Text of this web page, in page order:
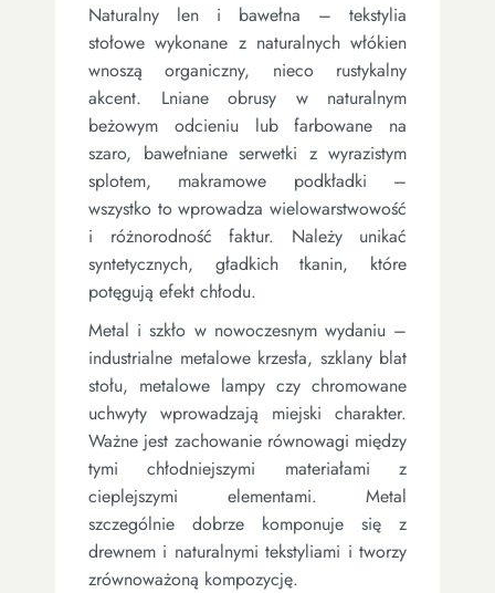
Naturalny len i bawełna – tekstylia
stołowe wykonane z naturalnych włókien
wnoszą organiczny, nieco rustykalny
akcent. Lniane obrusy w naturalnym
beżowym odcieniu lub farbowane na
szaro, bawełniane serwetki z wyrazistym
splotem, makramowe podkładki –
wszystko to wprowadza wielowarstwowość
i różnorodność faktur. Należy unikać
syntetycznych, gładkich tkanin, które
potęgują efekt chłodu.
Metal i szkło w nowoczesnym wydaniu –
industrialne metalowe krzesła, szklany blat
stołu, metalowe lampy czy chromowane
uchwyty wprowadzają miejski charakter.
Ważne jest zachowanie równowagi między
tymi chłodniejszymi materiałami z
cieplejszymi elementami. Metal
szczególnie dobrze komponuje się z
drewnem i naturalnymi tekstyliami i tworzy
zrównoważoną kompozycję.